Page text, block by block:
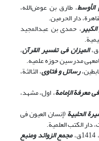
الأوسط، طارق بن عوض‌الله،
دار الحرمین.
، حمدی بن عبدالمجید
المیزان فی تفسیر القرآن،
مدرسین حوزه علمیه.
رسائل و فتاوی، الثالثة،
معرفة الإمامة، اول، مشهد،
الحلبیة(إنسان العیون فی
دار الکتب العلمیة.
مجمع الزوائد ومنبع